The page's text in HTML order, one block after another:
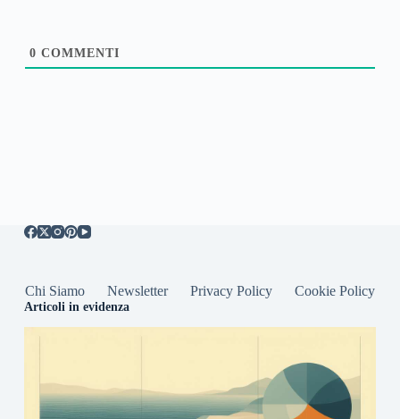
0 COMMENTI
Chi Siamo Newsletter Privacy Policy Cookie Policy
Articoli in evidenza